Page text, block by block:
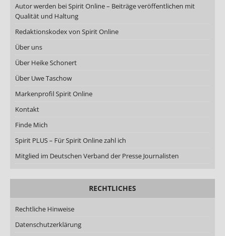
Autor werden bei Spirit Online – Beiträge veröffentlichen mit
Qualität und Haltung
Redaktionskodex von Spirit Online
Über uns
Über Heike Schonert
Über Uwe Taschow
Markenprofil Spirit Online
Kontakt
Finde Mich
Spirit PLUS – Für Spirit Online zahl ich
Mitglied im Deutschen Verband der Presse Journalisten
RECHTLICHES
Rechtliche Hinweise
Datenschutzerklärung